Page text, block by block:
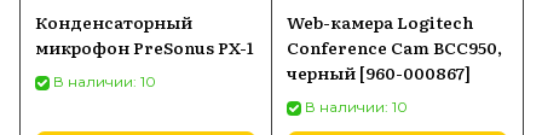
Конденсаторный
микрофон PreSonus PX-1
В наличии: 10
Web-камера Logitech
Conference Cam ВСС950,
черный [960-000867]
В наличии: 10